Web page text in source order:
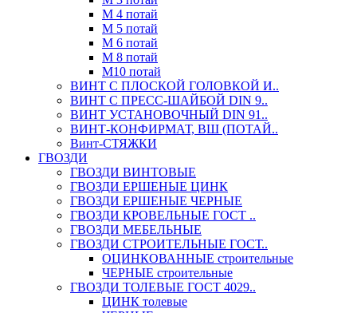
М 4 потай
М 5 потай
М 6 потай
М 8 потай
М10 потай
ВИНТ С ПЛОСКОЙ ГОЛОВКОЙ И..
ВИНТ С ПРЕСС-ШАЙБОЙ DIN 9..
ВИНТ УСТАНОВОЧНЫЙ DIN 91..
ВИНТ-КОНФИРМАТ, ВШ (ПОТАЙ..
Винт-СТЯЖКИ
ГВОЗДИ
ГВОЗДИ ВИНТОВЫЕ
ГВОЗДИ ЕРШЕНЫЕ ЦИНК
ГВОЗДИ ЕРШЕНЫЕ ЧЕРНЫЕ
ГВОЗДИ КРОВЕЛЬНЫЕ ГОСТ ..
ГВОЗДИ МЕБЕЛЬНЫЕ
ГВОЗДИ СТРОИТЕЛЬНЫЕ ГОСТ..
ОЦИНКОВАННЫЕ строительные
ЧЕРНЫЕ строительные
ГВОЗДИ ТОЛЕВЫЕ ГОСТ 4029..
ЦИНК толевые